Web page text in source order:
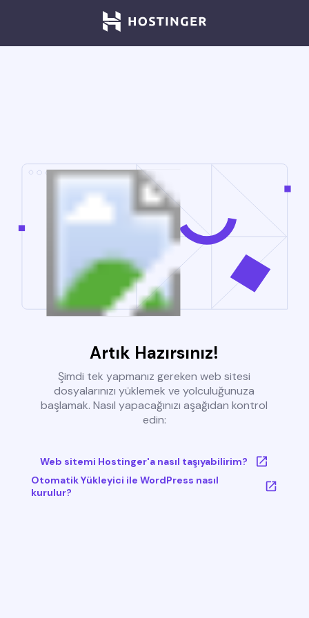
Artık Hazırsınız!
Şimdi tek yapmanız gereken web sitesi
dosyalarınızı yüklemek ve yolculuğunuza
başlamak. Nasıl yapacağınızı aşağıdan kontrol
edin:
Web sitemi Hostinger'a nasıl taşıyabilirim?
Otomatik Yükleyici ile WordPress nasıl
kurulur?